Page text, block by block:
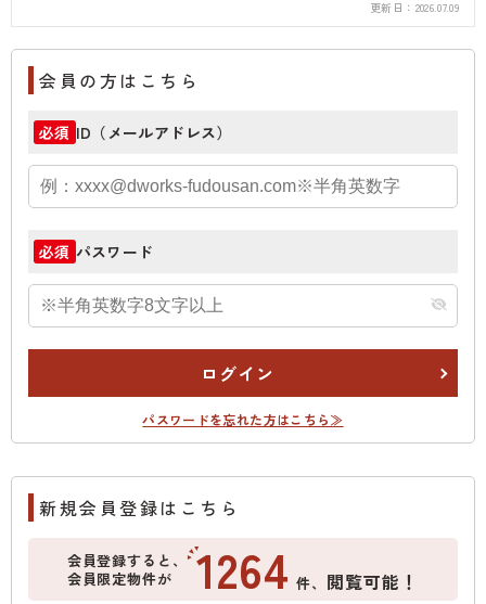
更新日： 2026.07.09
会員の方はこちら
必須 ID（メールアドレス）
必須 パスワード
ログイン
パスワードを忘れた方はこちら≫
新規会員登録はこちら
会員登録すると、
会員限定物件が
1264 件、 閲覧可能！